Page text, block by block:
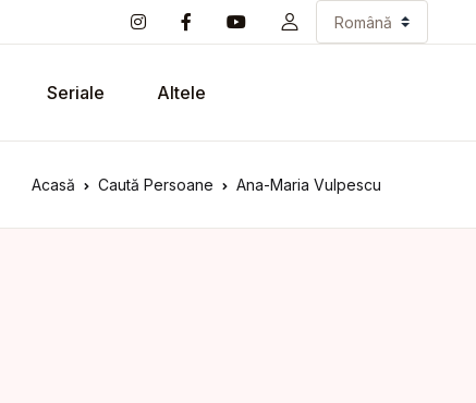
Seriale Altele
Acasă Caută Persoane Ana-Maria Vulpescu